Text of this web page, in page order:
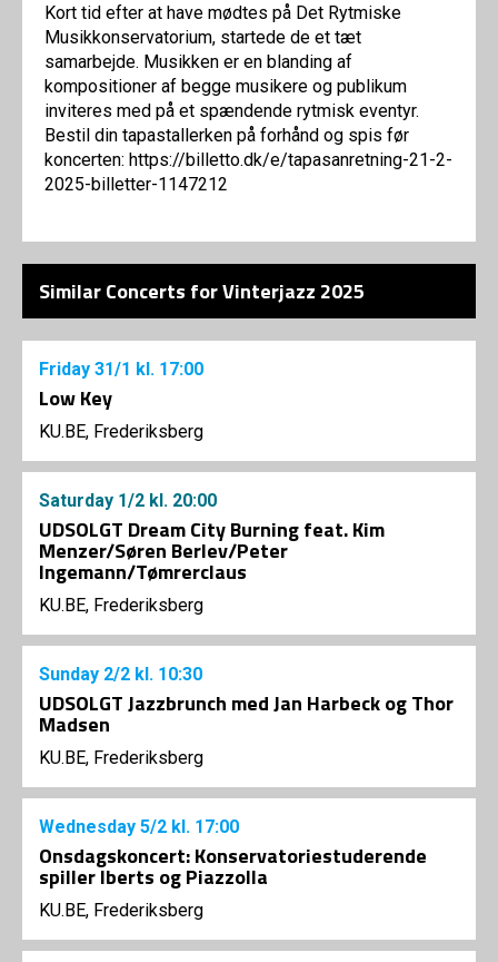
Kort tid efter at have mødtes på Det Rytmiske
Musikkonservatorium, startede de et tæt
samarbejde. Musikken er en blanding af
kompositioner af begge musikere og publikum
inviteres med på et spændende rytmisk eventyr.
Bestil din tapastallerken på forhånd og spis før
koncerten: https://billetto.dk/e/tapasanretning-21-2-
2025-billetter-1147212
Similar Concerts for Vinterjazz 2025
Friday 31/1 kl. 17:00
Low Key
KU.BE, Frederiksberg
Saturday 1/2 kl. 20:00
UDSOLGT Dream City Burning feat. Kim
Menzer/Søren Berlev/Peter
Ingemann/Tømrerclaus
KU.BE, Frederiksberg
Sunday 2/2 kl. 10:30
UDSOLGT Jazzbrunch med Jan Harbeck og Thor
Madsen
KU.BE, Frederiksberg
Wednesday 5/2 kl. 17:00
Onsdagskoncert: Konservatoriestuderende
spiller Iberts og Piazzolla
KU.BE, Frederiksberg